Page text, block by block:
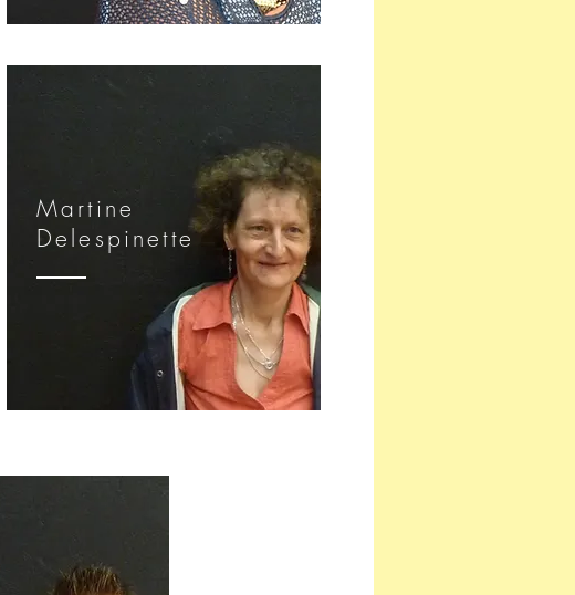
Martine
Delespinette